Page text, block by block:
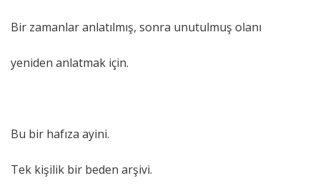
Bir zamanlar anlatılmış, sonra unutulmuş olanı
yeniden anlatmak için.
Bu bir hafıza ayini.
Tek kişilik bir beden arşivi.